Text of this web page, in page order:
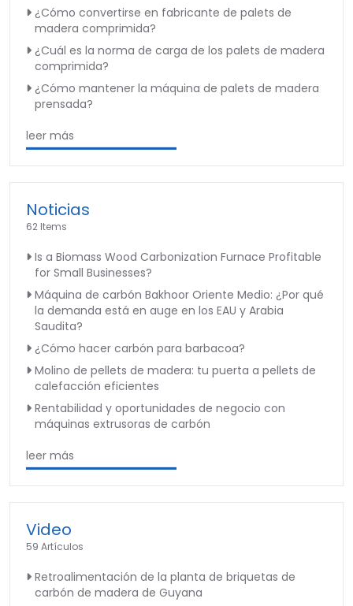
¿Cómo convertirse en fabricante de palets de
madera comprimida?
¿Cuál es la norma de carga de los palets de madera
comprimida?
¿Cómo mantener la máquina de palets de madera
prensada?
leer más
Noticias
62 Items
Is a Biomass Wood Carbonization Furnace Profitable
for Small Businesses?
Máquina de carbón Bakhoor Oriente Medio: ¿Por qué
la demanda está en auge en los EAU y Arabia
Saudita?
¿Cómo hacer carbón para barbacoa?
Molino de pellets de madera: tu puerta a pellets de
calefacción eficientes
Rentabilidad y oportunidades de negocio con
máquinas extrusoras de carbón
leer más
Video
59 Artículos
Retroalimentación de la planta de briquetas de
carbón de madera de Guyana